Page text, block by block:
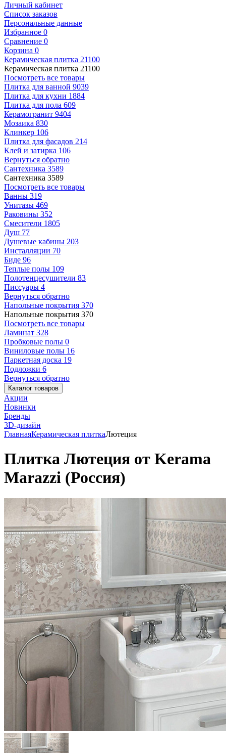
Личный кабинет
Список заказов
Персональные данные
Избранное 0
Сравнение 0
Корзина 0
Керамическая плитка 21100
Керамическая плитка 21100
Посмотреть все товары
Плитка для ванной 9039
Плитка для кухни 1884
Плитка для пола 609
Керамогранит 9404
Мозаика 830
Клинкер 106
Плитка для фасадов 214
Клей и затирка 106
Вернуться обратно
Сантехника 3589
Сантехника 3589
Посмотреть все товары
Ванны 319
Унитазы 469
Раковины 352
Смесители 1805
Душ 77
Душевые кабины 203
Инсталляции 70
Биде 96
Теплые полы 109
Полотенцесушители 83
Писсуары 4
Вернуться обратно
Напольные покрытия 370
Напольные покрытия 370
Посмотреть все товары
Ламинат 328
Пробковые полы 0
Виниловые полы 16
Паркетная доска 19
Подложки 6
Вернуться обратно
Каталог товаров
Акции
Новинки
Бренды
3D-дизайн
ГлавнаяКерамическая плиткаЛютеция
Плитка Лютеция от Kerama
Marazzi (Россия)